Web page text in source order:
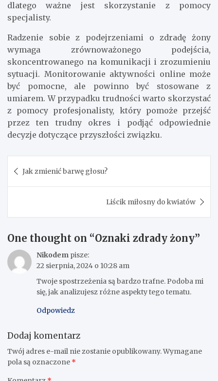
dlatego ważne jest skorzystanie z pomocy
specjalisty.
Radzenie sobie z podejrzeniami o zdradę żony
wymaga zrównoważonego podejścia,
skoncentrowanego na komunikacji i zrozumieniu
sytuacji. Monitorowanie aktywności online może
być pomocne, ale powinno być stosowane z
umiarem. W przypadku trudności warto skorzystać
z pomocy profesjonalisty, który pomoże przejść
przez ten trudny okres i podjąć odpowiednie
decyzje dotyczące przyszłości związku.
wpisu
Jak zmienić barwę głosu?
Liścik miłosny do kwiatów
One thought on “Oznaki zdrady żony”
Nikodem pisze:
22 sierpnia, 2024 o 10:28 am
Twoje spostrzeżenia są bardzo trafne. Podoba mi
się, jak analizujesz różne aspekty tego tematu.
Odpowiedz
Dodaj komentarz
Twój adres e-mail nie zostanie opublikowany.Wymagane
pola są oznaczone *